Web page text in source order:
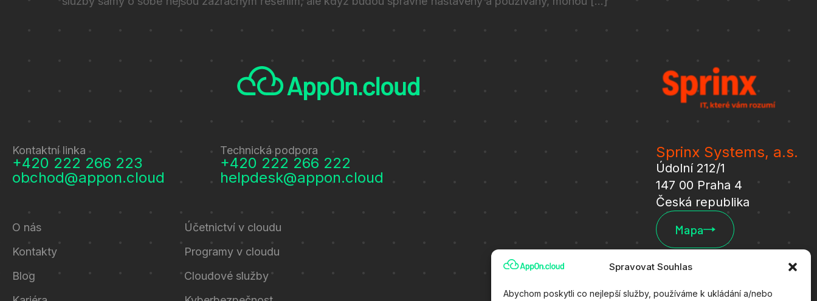
Spravovat Souhlas
Abychom poskytli co nejlepší služby, používáme k ukládání a/nebo
Kontaktní linka
+420 222 266 223
obchod@appon.cloud
Technická podpora
+420 222 266 222
helpdesk@appon.cloud
O nás
Kontakty
Blog
Účetnictví v cloudu
Programy v cloudu
Cloudové služby
Sprinx Systems, a.s.
Údolní 212/1
147 00 Praha 4
Česká republika
Mapa